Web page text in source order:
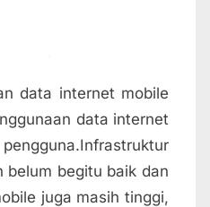
data internet mobile
data internet
belum begitu baik dan
juga masih tinggi,